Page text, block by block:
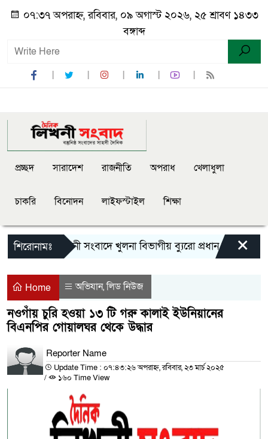
০৭:৩৭ অপরাহ্ন, রবিবার, ০৯ অগাস্ট ২০২৬, ২৫ শ্রাবণ ১৪৩৩
বঙ্গাব্দ
প্রচ্ছদ সারাদেশ রাজনীতি অপরাধ খেলাধুলা
চাকরি বিনোদন লাইফস্টাইল শিক্ষা
শিরোনামঃ
দৈনিক লিখনী সংবাদে খুলনা বিভাগীয় ব্যুরো প্রধান হিসেবে×
Home অভিযান,লিড নিউজ
নওগাঁয় চুরি হওয়া ১৩ টি গরু কালাই ইউনিয়ানের
বিএনপির গোয়ালঘর থেকে উদ্ধার
Reporter Name
Update Time : ০৭:৪৩:২৬ অপরাহ্ন, রবিবার, ২৩ মার্চ ২০২৫
/
১৬০ Time View